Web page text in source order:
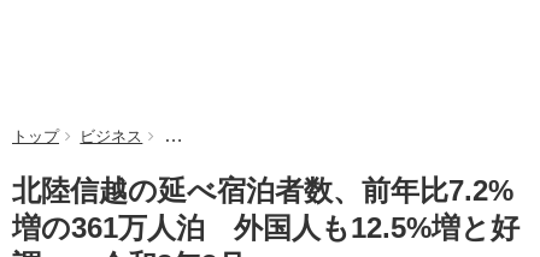
トップ ビジネス 北陸信越の延べ宿泊者数、前年比7.2%増の361万
北陸信越の延べ宿泊者数、前年比7.2%
増の361万人泊 外国人も12.5%増と好